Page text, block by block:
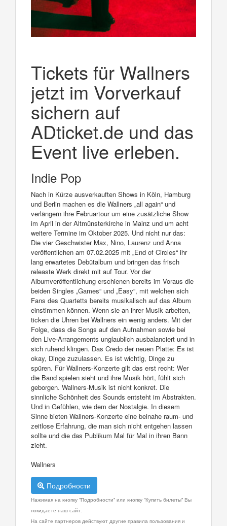
Tickets für Wallners
jetzt im Vorverkauf
sichern auf
ADticket.de und das
Event live erleben.
Indie Pop
Nach in Kürze ausverkauften Shows in Köln, Hamburg
und Berlin machen es die Wallners „all again“ und
verlängern ihre Februartour um eine zusätzliche Show
im April in der Altmünsterkirche in Mainz und um acht
weitere Termine im Oktober 2025. Und nicht nur das:
Die vier Geschwister Max, Nino, Laurenz und Anna
veröffentlichen am 07.02.2025 mit „End of Circles“ ihr
lang erwartetes Debütalbum und bringen das frisch
releaste Werk direkt mit auf Tour. Vor der
Albumveröffentlichung erschienen bereits im Voraus die
beiden Singles „Games“ und „Easy“, mit welchen sich
Fans des Quartetts bereits musikalisch auf das Album
einstimmen können. Wenn sie an ihrer Musik arbeiten,
ticken die Uhren bei Wallners ein wenig anders. Mit der
Folge, dass die Songs auf den Aufnahmen sowie bei
den Live-Arrangements unglaublich ausbalanciert und in
sich ruhend klingen. Das Credo der neuen Platte: Es ist
okay, Dinge zuzulassen. Es ist wichtig, Dinge zu
spüren. Für Wallners-Konzerte gilt das erst recht: Wer
die Band spielen sieht und ihre Musik hört, fühlt sich
geborgen. Wallners-Musik ist nicht konkret. Die
sinnliche Schönheit des Sounds entsteht im Abstrakten.
Und in Gefühlen, wie dem der Nostalgie. In diesem
Sinne bieten Wallners-Konzerte eine beinahe raum- und
zeitlose Erfahrung, die man sich nicht entgehen lassen
sollte und die das Publikum Mal für Mal in ihren Bann
zieht.
Wallners
Подробности
Нажимая на кнопку "Подробности" или кнопку "Купить билеты" Вы
покидаете наш сайт.
На сайте партнеров действуют другие правила пользования и